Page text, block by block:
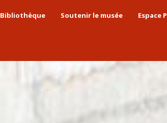
Bibliothèque Soutenir le musée Espace